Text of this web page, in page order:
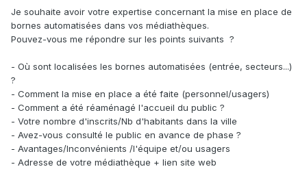
Je souhaite avoir votre expertise concernant la mise en place de
bornes automatisées dans vos médiathèques.
Pouvez-vous me répondre sur les points suivants ?
- Où sont localisées les bornes automatisées (entrée, secteurs...)
?
- Comment la mise en place a été faite (personnel/usagers)
- Comment a été réaménagé l'accueil du public ?
- Votre nombre d'inscrits/Nb d'habitants dans la ville
- Avez-vous consulté le public en avance de phase ?
- Avantages/Inconvénients /l'équipe et/ou usagers
- Adresse de votre médiathèque + lien site web